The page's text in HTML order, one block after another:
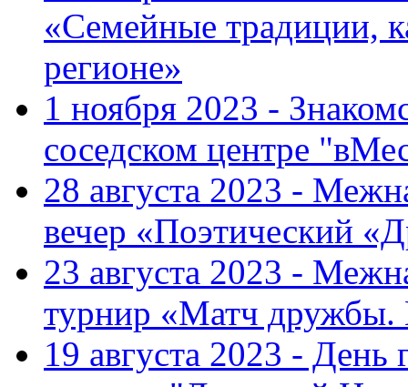
«Семейные традиции,
регионе»
1 ноября 2023 -
соседском центре
28 августа 2023 -
вечер «Поэтический
23 августа 2023 -
турнир «Матч
19 августа 2023 -